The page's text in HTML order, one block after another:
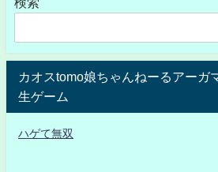
検索
カオスtomo娘ちゃんねーるアーガ
生ゲーム
ハゲて無双